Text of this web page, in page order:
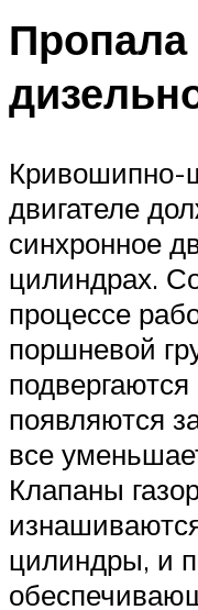
Пропала
Кривошипно-
двигателе
синхронное
цилиндрах.
процессе
поршневой
появляются
все
Клапаны
цилиндры, и